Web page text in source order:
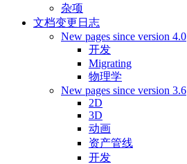
杂项
文档变更日志
New pages since version 4.0
开发
Migrating
物理学
New pages since version 3.6
2D
3D
动画
资产管线
开发